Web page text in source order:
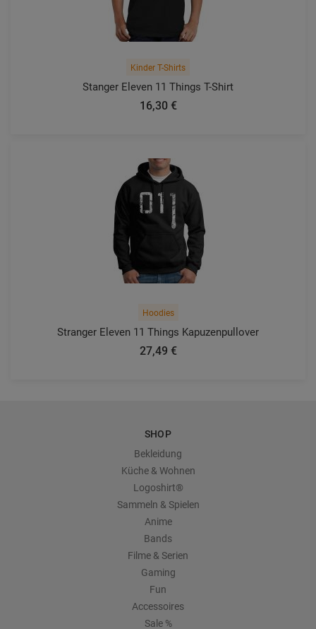
Kinder T-Shirts
Stanger Eleven 11 Things T-Shirt
16,30 €
Hoodies
Stranger Eleven 11 Things Kapuzenpullover
27,49 €
SHOP
Bekleidung
Küche & Wohnen
Logoshirt®
Sammeln & Spielen
Anime
Bands
Filme & Serien
Gaming
Fun
Accessoires
Sale %